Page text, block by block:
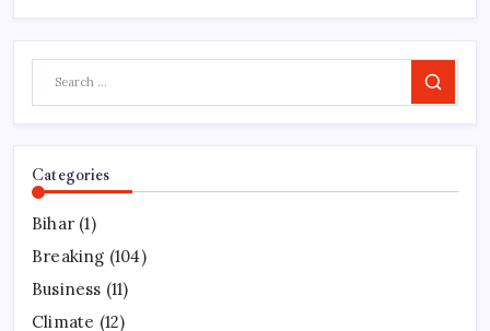
Search
Categories
Bihar (1)
Breaking (104)
Business (11)
Climate (12)